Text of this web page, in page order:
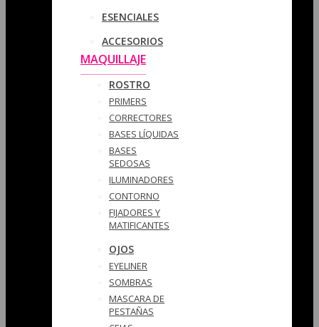
ESENCIALES
ACCESORIOS
MAQUILLAJE
ROSTRO
PRIMERS
CORRECTORES
BASES LÍQUIDAS
BASES
SEDOSAS
ILUMINADORES
CONTORNO
FIJADORES Y
MATIFICANTES
OJOS
EYELINER
SOMBRAS
MASCARA DE
PESTAÑAS